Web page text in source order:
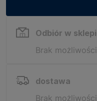
Odbiór w
Brak
dostawa
Brak